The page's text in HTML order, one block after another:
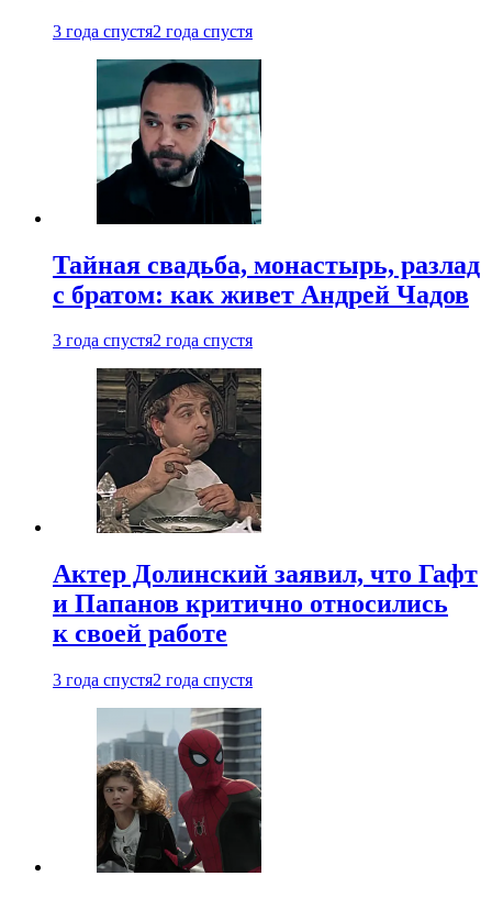
3 года спустя2 года спустя
Тайная свадьба, монастырь, разлад
с братом: как живет Андрей Чадов
3 года спустя2 года спустя
Актер Долинский заявил, что Гафт
и Папанов критично относились
к своей работе
3 года спустя2 года спустя